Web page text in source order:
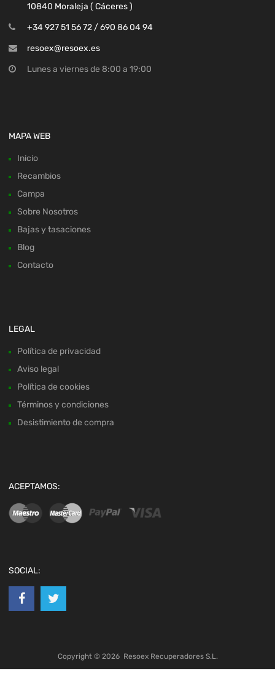
10840 Moraleja ( Cáceres )
+34 927 51 56 72 / 690 86 04 94
resoex@resoex.es
Lunes a viernes de 8:00 a 19:00
MAPA WEB
Inicio
Recambios
Campa
Sobre Nosotros
Bajas y tasaciones
Blog
Contacto
LEGAL
Política de privacidad
Aviso legal
Política de cookies
Términos y condiciones
Desistimiento de compra
ACEPTAMOS:
SOCIAL:
Copyright © 2026 Resoex Recuperadores S.L.